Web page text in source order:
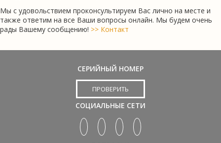
Мы с удовольствием проконсультируем Вас лично на месте и
также ответим на все Ваши вопросы онлайн. Мы будем очень
рады Вашему сообщению! >> Контакт
СЕРИЙНЫЙ НОМЕР
ПРОВЕРИТЬ
СОЦИАЛЬНЫЕ СЕТИ